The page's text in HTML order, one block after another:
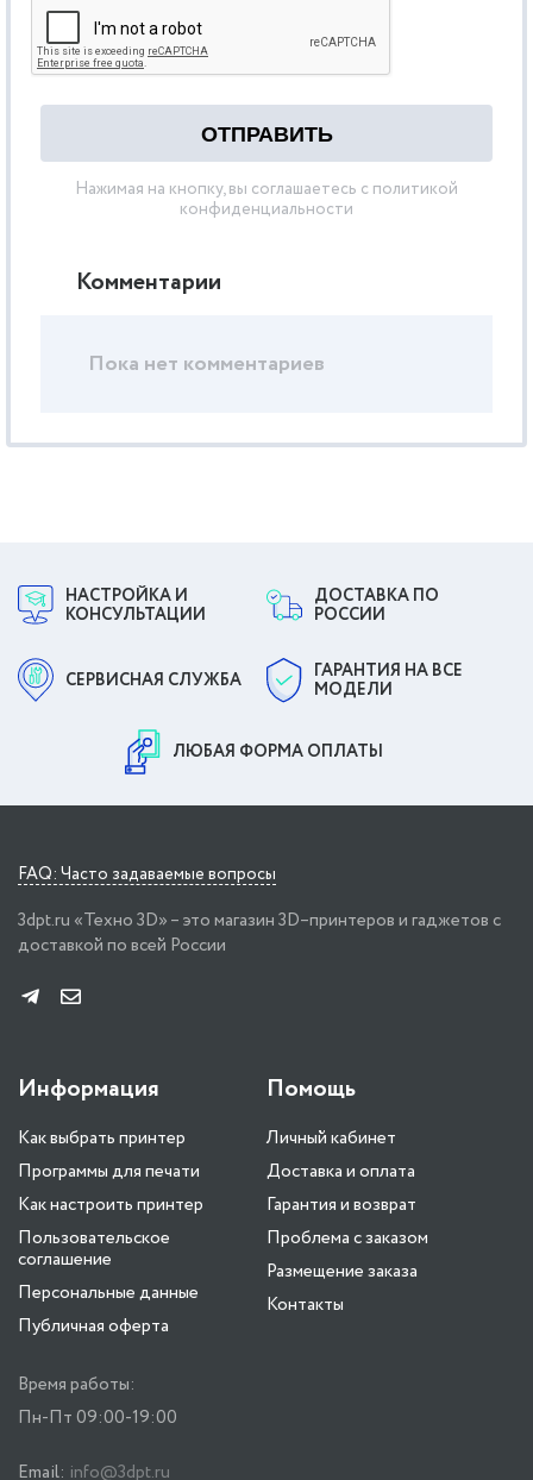
Нажимая на кнопку, вы соглашаетесь с политикой
конфиденциальности
Комментарии
Пока нет комментариев
НАСТРОЙКА И
КОНСУЛЬТАЦИИ
ДОСТАВКА ПО
РОССИИ
СЕРВИСНАЯ СЛУЖБА
ГАРАНТИЯ НА ВСЕ
МОДЕЛИ
ЛЮБАЯ ФОРМА ОПЛАТЫ
FAQ: Часто задаваемые вопросы
3dpt.ru «Техно 3D» – это магазин 3D–принтеров и гаджетов с
доставкой по всей России
Информация
Как выбрать принтер
Программы для печати
Как настроить принтер
Пользовательское
соглашение
Персональные данные
Публичная оферта
Помощь
Личный кабинет
Доставка и оплата
Гарантия и возврат
Проблема с заказом
Размещение заказа
Контакты
Время работы:
Пн-Пт 09:00-19:00
Email: info@3dpt.ru